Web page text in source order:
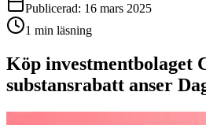
Publicerad: 16 mars 2025
1 min läsning
Köp investmentbolaget
substansrabatt anser